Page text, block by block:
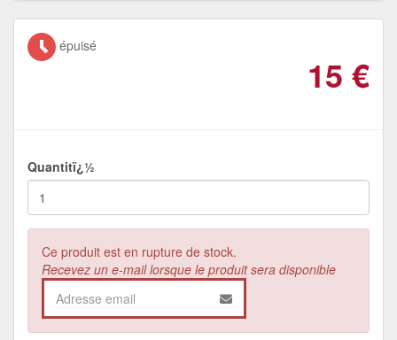
épuisé
15 €
Quantitï¿½
Ce produit est en rupture de stock.
Recevez un e-mail lorsque le produit sera disponible